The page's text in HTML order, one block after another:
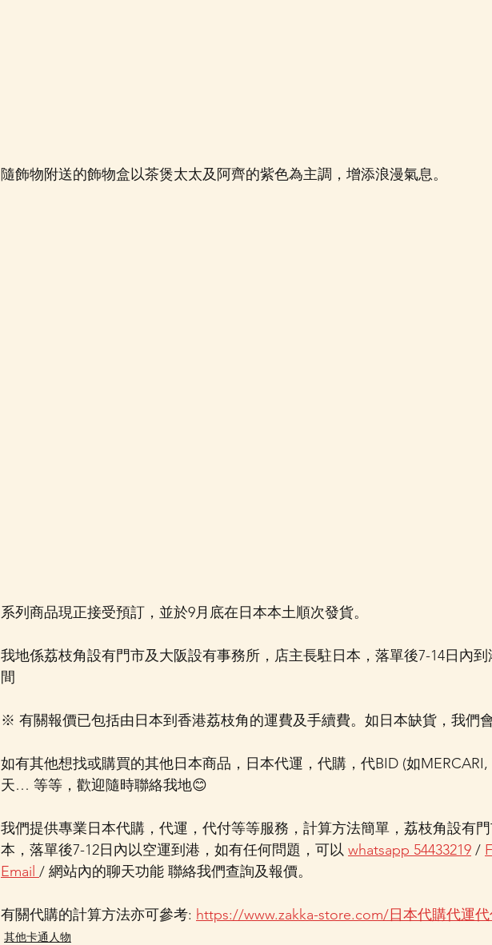
隨飾物附送的飾物盒以茶煲太太及阿齊的紫色為主調，增添浪漫氣息。
系列商品現正接受預訂，並於9月底在日本本土順次發貨。
我地係荔枝角設有門市及大阪設有事務所，店主長駐日本，落單後7-14日內
間
※ 有關報價已包括由日本到香港荔枝角的運費及手續費。如日本缺貨，我們
如有其他想找或購買的其他日本商品，日本代運，代購，代BID (如
天… 等等，歡迎隨時聯絡我地😊
我們提供專業日本代購，代運，代付等等服務，計算方法簡單，荔枝角設有
本，落單後7-12日內以空運到港，如有任何問題，可以 whatsapp 54433219 /
Email / 網站內的聊天功能 聯絡我們查詢及報價。
有關代購的計算方法亦可參考: https://www.zakka-store.com/日本代購代運
其他卡通人物